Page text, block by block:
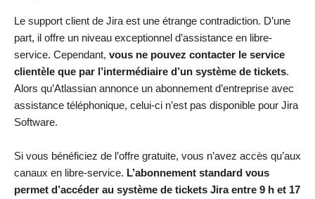
Le support client de Jira est une étrange contradiction. D’une
part, il offre un niveau exceptionnel d’assistance en libre-
service. Cependant, vous ne pouvez contacter le service
clientèle que par l’intermédiaire d’un système de tickets.
Alors qu’Atlassian annonce un abonnement d’entreprise avec
assistance téléphonique, celui-ci n’est pas disponible pour Jira
Software.
Si vous bénéficiez de l’offre gratuite, vous n’avez accès qu’aux
canaux en libre-service. L’abonnement standard vous
permet d’accéder au système de tickets Jira entre 9 h et 17